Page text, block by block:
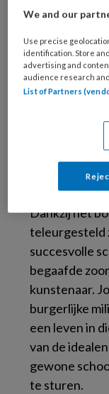
beweging is
Het onlangs
van de
leven van een
zoon van. En
heet, en niet
maar Teuns
Dankzij het
teleurgesteld
succesvolle
begaafde
kunstenaar.
burgerlijke
een leven in
van de
gewone
te sturen.
We and our
Use precise
identification. Store
advertising and
audience research
List of Partners